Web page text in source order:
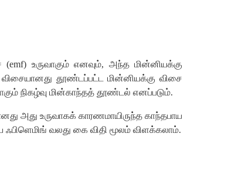
(emf) உருவாகும் எனவும், அந்த மின்னியக்கு
விசையானது தூண்டப்பட்ட மின்னியக்கு விசை
நிகழ்வு மின்காந்தத் தூண்டல் எனப்படும்.
அது உருவாகக் காரணமாயிருந்த காந்தபாய
ஃபிளெமிங் வலது கை விதி மூலம் விளக்கலாம்.